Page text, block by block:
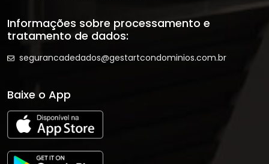
Informações sobre processamento e
tratamento de dados:
segurancadedados@gestartcondominios.com.br
Baixe o App